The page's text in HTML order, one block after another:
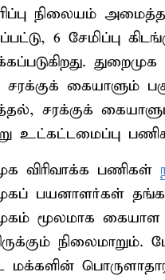
நிலையம்
6 சேமிப்பு
சரக்குக் கையாளும்
சரக்குக்
உட்கட்டமைப்பு
விரிவாக்க பணிகள்
பயனாளர்கள்
மூலமாக
மக்களின்